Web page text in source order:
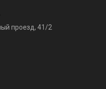
проезд, 41/2